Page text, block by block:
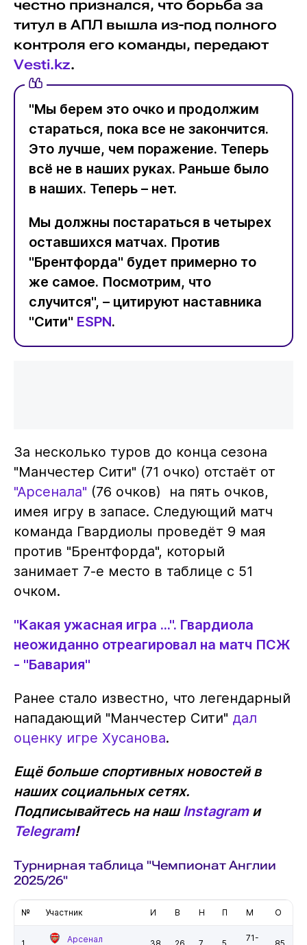
честно признался, что борьба за
титул в АПЛ вышла из-под полного
контроля его команды, передают
Vesti.kz.
"Мы берем это очко и продолжим
стараться, пока все не закончится.
Это лучше, чем поражение. Теперь
всё не в наших руках. Раньше было
в наших. Теперь – нет.
Мы должны постараться в четырех
оставшихся матчах. Против
"Брентфорда" будет примерно то
же самое. Посмотрим, что
случится", – цитируют наставника
"Сити" ESPN.
За несколько туров до конца сезона
"Манчестер Сити" (71 очко) отстаёт от
"Арсенала" (76 очков) на пять очков,
имея игру в запасе. Следующий матч
команда Гвардиолы проведёт 9 мая
против "Брентфорда", который
занимает 7-е место в таблице с 51
очком.
"Какая ужасная игра ...". Гвардиола
неожиданно отреагировал на матч ПСЖ
- "Бавария"
Ранее стало известно, что легендарный
нападающий "Манчестер Сити" дал
оценку игре Хусанова.
Ещё больше спортивных новостей в
наших социальных сетях.
Подписывайтесь на нашInstagramи
Telegram!
Турнирная таблица "Чемпионат Англии
2025/26"
№ Участник И В Н П М О
Арсенал
71-